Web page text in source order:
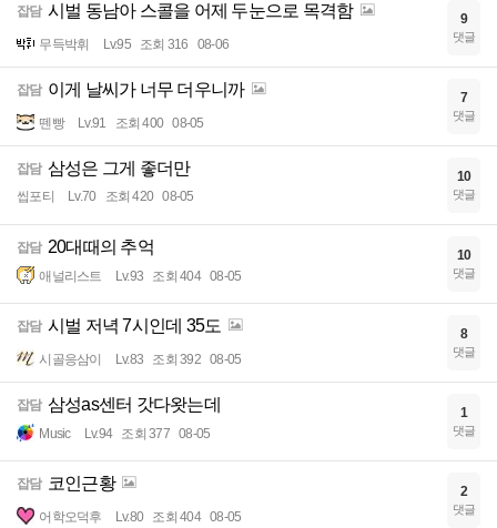
잡담 시벌 동남아 스콜을 어제 두눈으로 목격함
무득박휘 Lv.95 조회 316 08-06
9
댓글
잡담 이게 날씨가 너무 더우니까
뗀빵 Lv.91 조회 400 08-05
7
댓글
잡담 삼성은 그게 좋더만
씹포티 Lv.70 조회 420 08-05
10
댓글
잡담 20대때의 추억
애널리스트 Lv.93 조회 404 08-05
10
댓글
잡담 시벌 저녁 7시인데 35도
시골응삼이 Lv.83 조회 392 08-05
8
댓글
잡담 삼성as센터 갓다왓는데
Music Lv.94 조회 377 08-05
1
댓글
잡담 코인근황
어학오덕후 Lv.80 조회 404 08-05
2
댓글